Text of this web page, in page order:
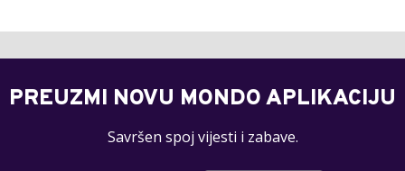
PREUZMI NOVU MONDO APLIKACIJU
Savršen spoj vijesti i zabave.